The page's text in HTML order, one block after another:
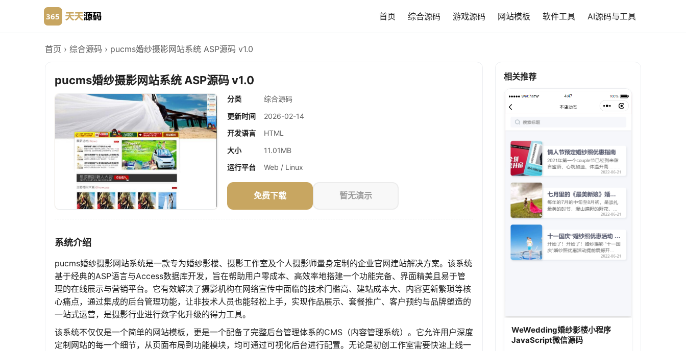
首页 综合源码 游戏源码 网站模板 软件工具 AI源码与工具
首页 › 综合源码 › pucms婚纱摄影网站系统 ASP源码 v1.0
pucms婚纱摄影网站系统 ASP源码 v1.0
分类
综合源码
更新时间
2026-02-14
开发语言
HTML
大小
11.01MB
运行平台
Web / Linux
免费下载 暂无演示
系统介绍
pucms婚纱摄影网站系统是一款专为婚纱影楼、摄影工作室及个人摄影师量身定制的企业官网建站解决方案。该系统
基于经典的ASP语言与Access数据库开发，旨在帮助用户零成本、高效率地搭建一个功能完备、界面精美且易于管
理的在线展示与营销平台。它有效解决了摄影机构在网络宣传中面临的技术门槛高、建站成本大、内容更新繁琐等核
心痛点，通过集成的后台管理功能，让非技术人员也能轻松上手，实现作品展示、套餐推广、客户预约与品牌塑造的
一站式运营，是摄影行业进行数字化升级的得力工具。
该系统不仅仅是一个简单的网站模板，更是一个配备了完整后台管理体系的CMS（内容管理系统）。它允许用户深度
定制网站的每一个细节，从页面布局到功能模块，均可通过可视化后台进行配置。无论是初创工作室需要快速上线一
相关推荐
WeWedding婚纱影楼小程序
JavaScript微信源码